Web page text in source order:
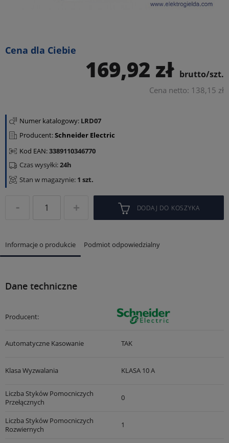
Cena dla Ciebie
169,92 zł brutto/szt.
Cena netto: 138,15 zł
Numer katalogowy: LRD07
Producent:Schneider Electric
Kod EAN:3389110346770
Stan w magazynie: 1 szt.
Czas wysyłki:24h
DODAJ DO KOSZYKA
Informacje o produkcie Podmiot odpowiedzialny
Dane techniczne
Producent:
Automatyczne Kasowanie TAK
Klasa Wyzwalania KLASA 10 A
Liczba Styków Pomocniczych
Przełącznych
0
Liczba Styków Pomocniczych
Rozwiernych
1